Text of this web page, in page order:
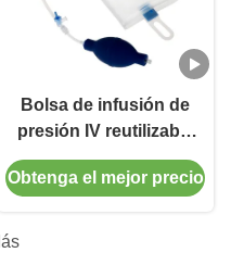
Bolsa de infusión de
presión IV reutilizable
Equipo de infusión
Bolsa de infusión de
Obtenga el mejor precio